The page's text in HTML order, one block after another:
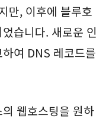
만, 이후에 블루호
습니다. 새로운 인
여 DNS 레코드를
웹호스팅을 원하